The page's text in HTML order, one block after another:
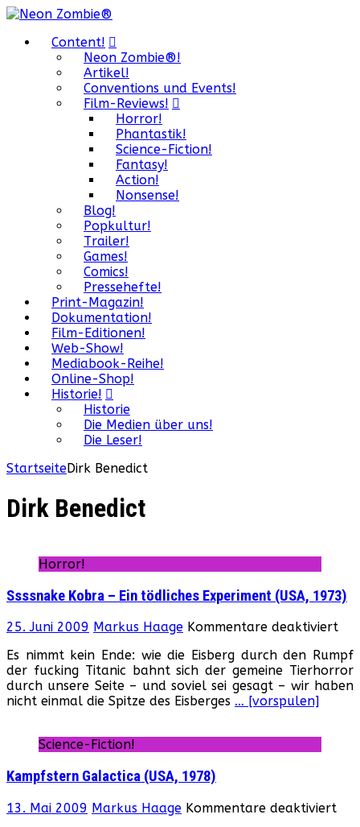
Content!
Neon Zombie®!
Artikel!
Conventions und Events!
Film-Reviews!
Horror!
Phantastik!
Science-Fiction!
Fantasy!
Action!
Nonsense!
Blog!
Popkultur!
Trailer!
Games!
Comics!
Pressehefte!
Print-Magazin!
Dokumentation!
Film-Editionen!
Web-Show!
Mediabook-Reihe!
Online-Shop!
Historie!
Historie
Die Medien über uns!
Die Leser!
StartseiteDirk Benedict
Dirk Benedict
Horror!
Ssssnake Kobra – Ein tödliches Experiment (USA, 1973)
25. Juni 2009 Markus Haage Kommentare deaktiviertfür
–
Ein
Es nimmt kein Ende: wie die Eisberg durch den Rumpf
der fucking Titanic bahnt sich der gemeine Tierhorror
durch unsere Seite – und soviel sei gesagt – wir haben
nicht einmal die Spitze des Eisberges … [vorspulen]
Science-Fiction!
Kampfstern Galactica (USA, 1978)
13. Mai 2009 Markus Haage Kommentare deaktiviert